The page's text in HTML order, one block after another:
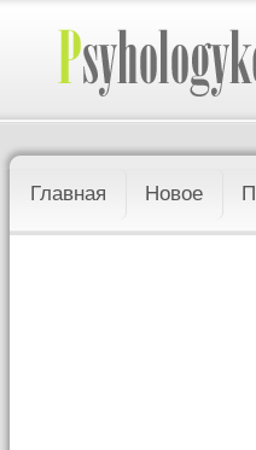
Главная Новое